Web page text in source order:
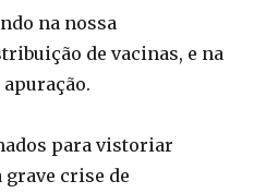
na nossa
de vacinas, e na
para vistoriar
crise de